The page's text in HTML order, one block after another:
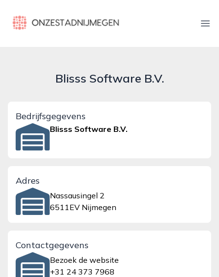
onzestadnijmegen.nl
Blisss Software B.V.
Bedrijfsgegevens
Blisss Software B.V.
Adres
Nassausingel 2
6511EV Nijmegen
Contactgegevens
Bezoek de website
+31 24 373 7968